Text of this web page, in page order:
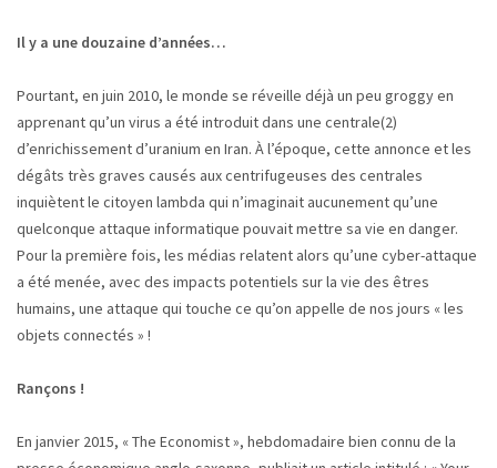
Il y a une douzaine d’années…
Pourtant, en juin 2010, le monde se réveille déjà un peu groggy en
apprenant qu’un virus a été introduit dans une centrale(2)
d’enrichissement d’uranium en Iran. À l’époque, cette annonce et les
dégâts très graves causés aux centrifugeuses des centrales
inquiètent le citoyen lambda qui n’imaginait aucunement qu’une
quelconque attaque informatique pouvait mettre sa vie en danger.
Pour la première fois, les médias relatent alors qu’une cyber-attaque
a été menée, avec des impacts potentiels sur la vie des êtres
humains, une attaque qui touche ce qu’on appelle de nos jours « les
objets connectés » !
Rançons !
En janvier 2015, « The Economist », hebdomadaire bien connu de la